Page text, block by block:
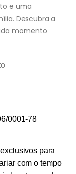
e uma
Descubra a
momento
0001-78
para
com o tempo